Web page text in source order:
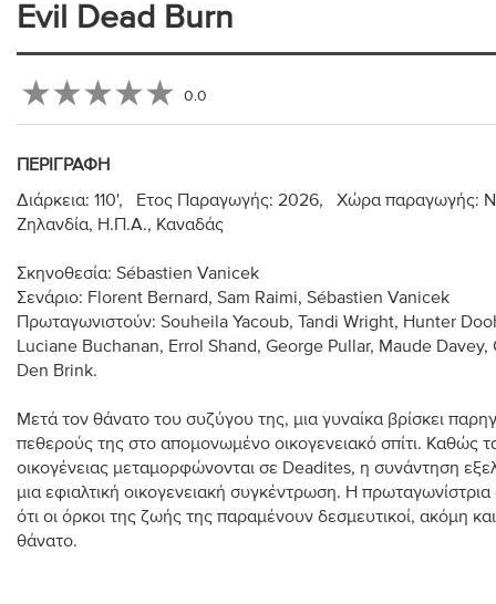
Evil Dead Burn
0.0
ΠΕΡΙΓΡΑΦΉ
Διάρκεια: 110', Ετος Παραγωγής: 2026, Χώρα παραγωγής:
Ζηλανδία, Η.Π.Α., Καναδάς
Σκηνοθεσία: Sébastien Vanicek
Σενάριο: Florent Bernard, Sam Raimi, Sébastien Vanicek
Πρωταγωνιστούν: Souheila Yacoub, Tandi Wright, Hunter
Luciane Buchanan, Errol Shand, George Pullar, Maude Davey,
Den Brink.
Μετά τον θάνατο του συζύγου της, μια γυναίκα βρίσκει
πεθερούς της στο απομονωμένο οικογενειακό σπίτι. Καθώς
οικογένειας μεταμορφώνονται σε Deadites, η συνάντηση
μια εφιαλτική οικογενειακή συγκέντρωση. Η πρωταγωνίστρια
ότι οι όρκοι της ζωής της παραμένουν δεσμευτικοί, ακόμη
θάνατο.